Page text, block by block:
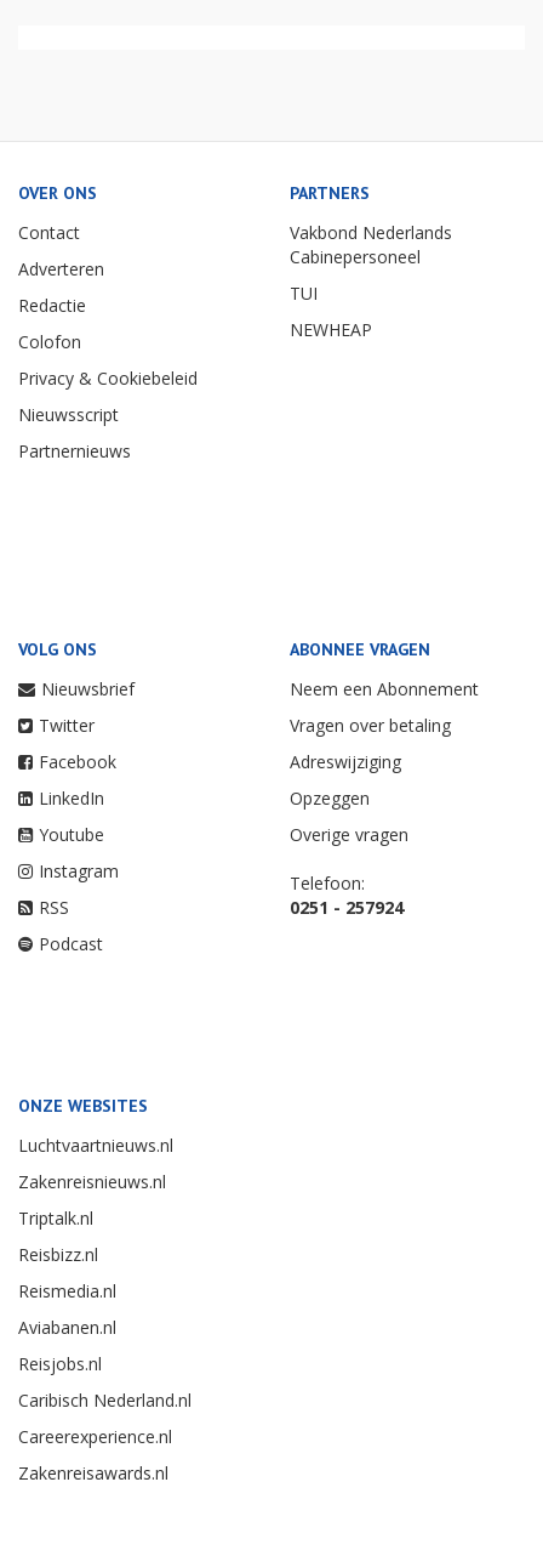
OVER ONS
Contact
Adverteren
Redactie
Colofon
Privacy & Cookiebeleid
Nieuwsscript
Partnernieuws
PARTNERS
Vakbond Nederlands
Cabinepersoneel
TUI
NEWHEAP
VOLG ONS
Nieuwsbrief
Twitter
Facebook
LinkedIn
Youtube
Instagram
RSS
Podcast
ABONNEE VRAGEN
Neem een Abonnement
Vragen over betaling
Adreswijziging
Opzeggen
Overige vragen
Telefoon:
0251 - 257924
ONZE WEBSITES
Luchtvaartnieuws.nl
Zakenreisnieuws.nl
Triptalk.nl
Reisbizz.nl
Reismedia.nl
Aviabanen.nl
Reisjobs.nl
Caribisch Nederland.nl
Careerexperience.nl
Zakenreisawards.nl